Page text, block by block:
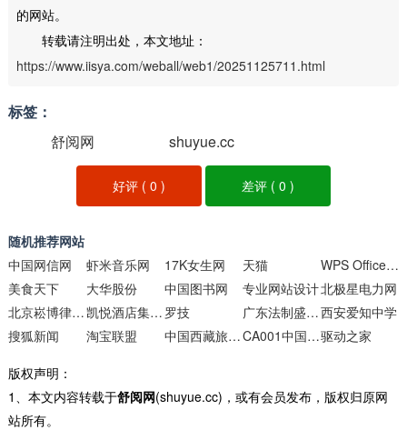
的网站。
转载请注明出处，本文地址：
https://www.iisya.com/weball/web1/20251125711.html
标签：
舒阅网
shuyue.cc
好评 (0 ) 差评 ( 0 )
随机推荐网站
中国网信网
虾米音乐网 17K女生网 天猫
WPS Office官方网站
美食天下
大华股份 中国图书网 专业网站设计北极星电力网
北京崧博律师事务所
凯悦酒店集团官方网站 罗技 广东法制盛邦律师事务所主页西安爱知中学
搜狐新闻
淘宝联盟 中国西藏旅游网 CA001中国音响第一网驱动之家
版权声明：
1、本文内容转载于舒阅网(shuyue.cc)，或有会员发布，版权归原网
站所有。